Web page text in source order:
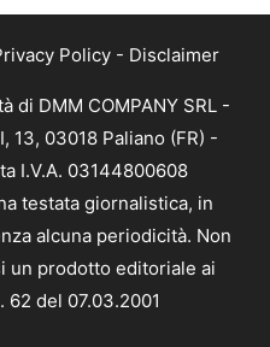
Policy - Disclaimer
di DMM COMPANY SRL -
13, 03018 Paliano (FR) -
I.V.A. 03144800608
testata giornalistica, in
alcuna periodicità. Non
un prodotto editoriale ai
62 del 07.03.2001